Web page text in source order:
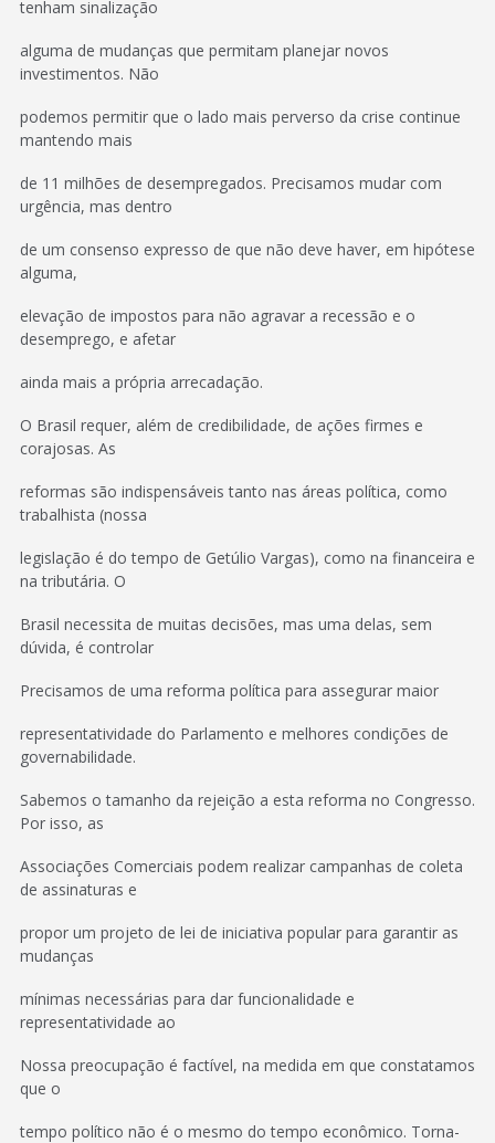
tenham sinalização
alguma de mudanças que permitam planejar novos
investimentos. Não
podemos permitir que o lado mais perverso da crise continue
mantendo mais
de 11 milhões de desempregados. Precisamos mudar com
urgência, mas dentro
de um consenso expresso de que não deve haver, em hipótese
alguma,
elevação de impostos para não agravar a recessão e o
desemprego, e afetar
ainda mais a própria arrecadação.
O Brasil requer, além de credibilidade, de ações firmes e
corajosas. As
reformas são indispensáveis tanto nas áreas política, como
trabalhista (nossa
legislação é do tempo de Getúlio Vargas), como na financeira e
na tributária. O
Brasil necessita de muitas decisões, mas uma delas, sem
dúvida, é controlar
Precisamos de uma reforma política para assegurar maior
representatividade do Parlamento e melhores condições de
governabilidade.
Sabemos o tamanho da rejeição a esta reforma no Congresso.
Por isso, as
Associações Comerciais podem realizar campanhas de coleta
de assinaturas e
propor um projeto de lei de iniciativa popular para garantir as
mudanças
mínimas necessárias para dar funcionalidade e
representatividade ao
Nossa preocupação é factível, na medida em que constatamos
que o
tempo político não é o mesmo do tempo econômico. Torna-